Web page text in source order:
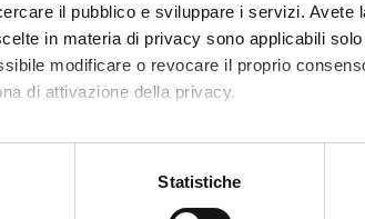
il pubblico e sviluppare i servizi. Avete
in materia di privacy sono applicabili
modificare o revocare il proprio
di attivazione della privacy.
con un'approssimazione di qualche
Statistiche
non ancora assegnato